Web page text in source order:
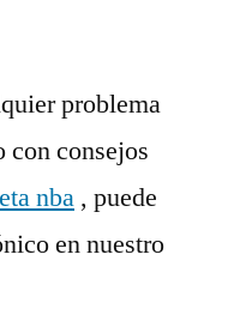
problema
con consejos
nba , puede
en nuestro